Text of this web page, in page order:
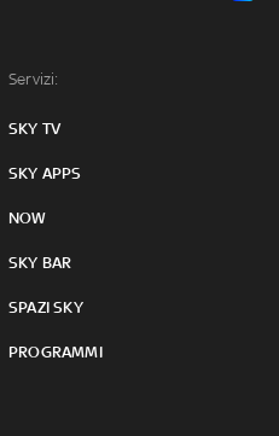
Servizi:
SKY TV
SKY APPS
NOW
SKY BAR
SPAZI SKY
PROGRAMMI